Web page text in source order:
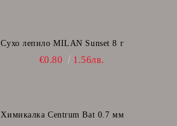
Сухо лепило MILAN Sunset 8 г
€0.80 1.56лв.
Химикалка Centrum Bat 0.7 мм